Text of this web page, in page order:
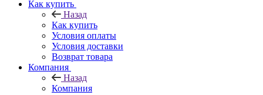
Как купить
Назад
Как купить
Условия оплаты
Условия доставки
Возврат товара
Компания
Назад
Компания